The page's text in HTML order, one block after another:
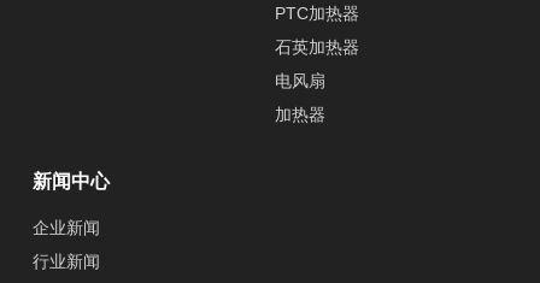
PTC加热器
石英加热器
电风扇
加热器
新闻中心
企业新闻
行业新闻